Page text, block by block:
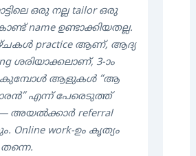
ഒരു നല്ല tailor ഒരു
name ഉണ്ടാക്കിയതല്ല.
practice ആണ്, ആദ്യ
ശരിയാക്കലാണ്, 3-ാം
ആളുകൾ “ആ
എന്ന് പേരെടുത്ത്
— അയൽക്കാർ referral
Online work-ഉം കൃത്യം